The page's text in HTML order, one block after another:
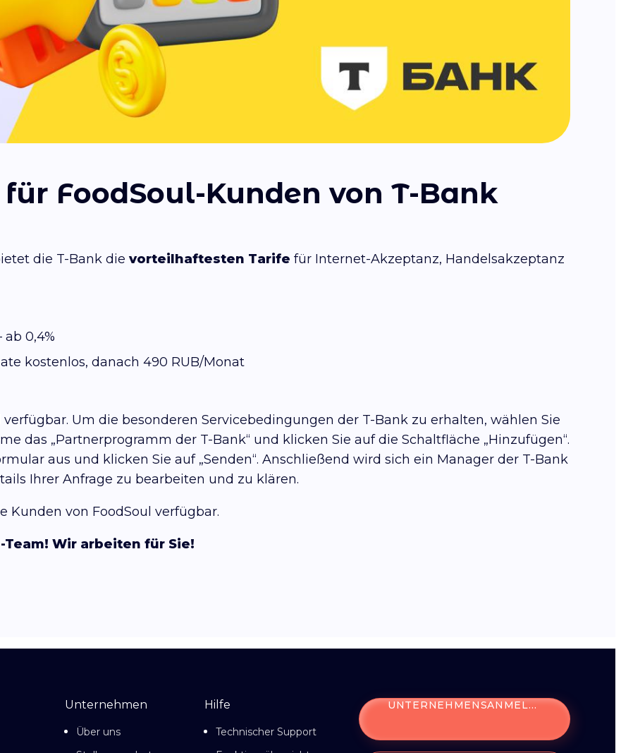
FoodSoul-Kunden von T-Bank
die T-Bank die vorteilhaftesten Tarife für Internet-Akzeptanz, Handelsakzeptanz
0,4%
kostenlos, danach 490 RUB/Monat
Um die besonderen Servicebedingungen der T-Bank zu erhalten, wählen Sie
das „Partnerprogramm der T-Bank“ und klicken Sie auf die Schaltfläche „Hinzufügen“.
aus und klicken Sie auf „Senden“. Anschließend wird sich ein Manager der T-Bank
Ihrer Anfrage zu bearbeiten und zu klären.
Kunden von FoodSoul verfügbar.
Wir arbeiten für Sie!
Unternehmen
Über uns
Hilfe
Technischer Support
UNTERNEHMENSANMELDUNG